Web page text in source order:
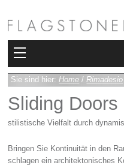
Kollektionen
Bad
Fliesen
Sie sind hier: Home / Rimadesio
Sliding Doors
stilistische Vielfalt durch
Bringen Sie Kontinuität in den
schlagen ein architektonisches